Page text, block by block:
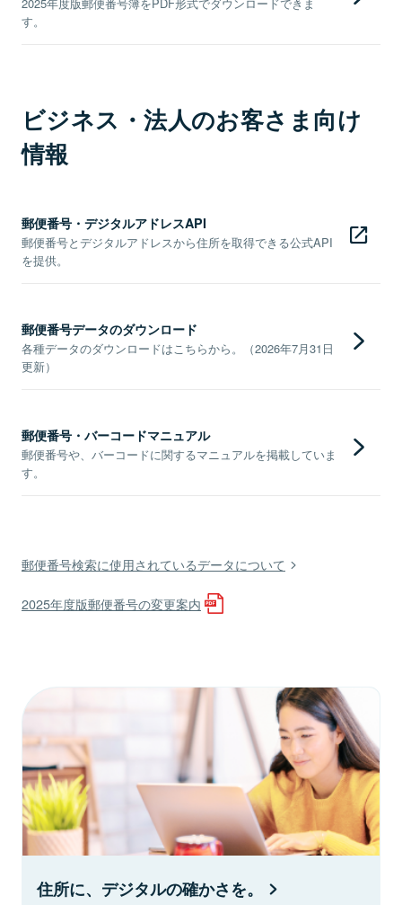
2025年度版郵便番号簿をPDF形式でダウンロードできま
す。
ビジネス・法人のお客さま向け
情報
郵便番号・デジタルアドレスAPI
郵便番号とデジタルアドレスから住所を取得できる公式API
を提供。
郵便番号データのダウンロード
各種データのダウンロードはこちらから。（2026年7月31日
更新）
郵便番号・バーコードマニュアル
郵便番号や、バーコードに関するマニュアルを掲載していま
す。
郵便番号検索に使用されているデータについて
2025年度版郵便番号の変更案内
住所に、デジタルの確かさを。